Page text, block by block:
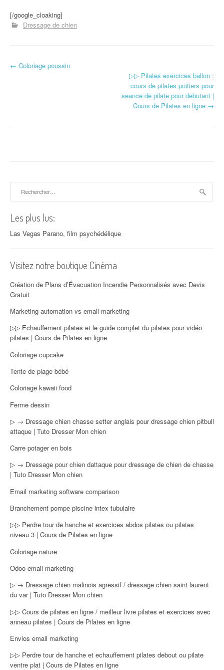
[/google_cloaking]
Dressage de chien
Navigation d'article
← Coloriage poussin
▷▷ Pilates exercices ballon :
cours de pilates poitiers pour
seance de pilate pour debutant |
Cours de Pilates en ligne →
Les plus lus:
Las Vegas Parano, film psychédélique
Visitez notre boutique Cinéma
Création de Plans d’Évacuation Incendie Personnalisés avec Devis
Gratuit
Marketing automation vs email marketing
▷▷ Echauffement pilates et le guide complet du pilates pour vidéo
pilates | Cours de Pilates en ligne
Coloriage cupcake
Tente de plage bébé
Coloriage kawaii food
Ferme dessin
▷ → Dressage chien chasse setter anglais pour dressage chien pitbull
attaque | Tuto Dresser Mon chien
Carre potager en bois
▷ → Dressage pour chien dattaque pour dressage de chien de chasse
| Tuto Dresser Mon chien
Email marketing software comparison
Branchement pompe piscine intex tubulaire
▷▷ Perdre tour de hanche et exercices abdos pilates ou pilates
niveau 3 | Cours de Pilates en ligne
Coloriage nature
Odoo email marketing
▷ → Dressage chien malinois agressif / dressage chien saint laurent
du var | Tuto Dresser Mon chien
▷▷ Cours de pilates en ligne / meilleur livre pilates et exercices avec
anneau pilates | Cours de Pilates en ligne
Envios email marketing
▷▷ Perdre tour de hanche et echauffement pilates debout ou pilate
ventre plat | Cours de Pilates en ligne